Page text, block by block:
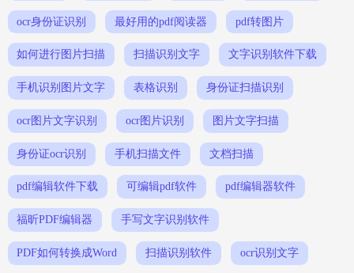
ocr身份证识别 最好用的pdf阅读器 pdf转图片
如何进行图片扫描 扫描识别文字 文字识别软件下载
手机识别图片文字 表格识别 身份证扫描识别
ocr图片文字识别 ocr图片识别 图片文字扫描
身份证ocr识别 手机扫描文件 文档扫描
pdf编辑软件下载 可编辑pdf软件 pdf编辑器软件
福昕PDF编辑器 手写文字识别软件
PDF如何转换成Word 扫描识别软件 ocr识别文字